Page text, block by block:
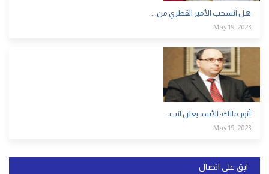
هل انسحب الأمير القطري من...
May 19, 2023
أنور مالك: الأسد يعلن انت...
May 19, 2023
ابق على اتصال